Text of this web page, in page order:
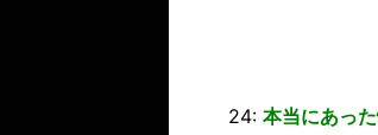
24: 本当にあっ